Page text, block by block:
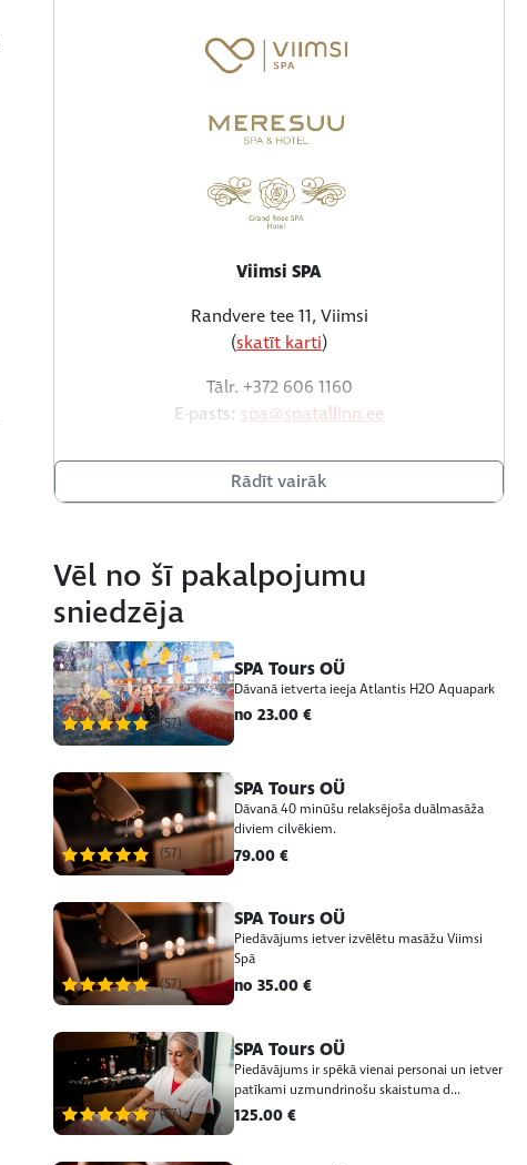
Viimsi SPA
Randvere tee 11, Viimsi
(skatīt karti)
Tālr. +372 606 1160
E-pasts: spa@spatallinn.ee
www.spatallinn.ee
Rādīt vairāk
Vēl no šī pakalpojumu
sniedzēja
(57)
SPA Tours OÜ
Dāvanā ietverta ieeja Atlantis H2O Aquapark
no 23.00 €
(57)
SPA Tours OÜ
Dāvanā 40 minūšu relaksējoša duālmasāža
diviem cilvēkiem.
79.00 €
(57)
SPA Tours OÜ
Piedāvājums ietver izvēlētu masāžu Viimsi
Spā
no 35.00 €
(57)
SPA Tours OÜ
Piedāvājums ir spēkā vienai personai un ietver
patīkami uzmundrinošu skaistuma d...
125.00 €